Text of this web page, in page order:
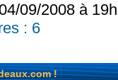
09/2008 à
: 6
!